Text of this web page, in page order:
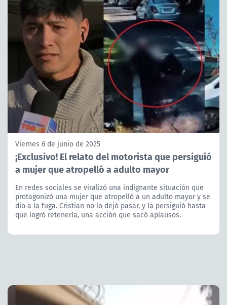
Viernes 6 de junio de 2025
¡Exclusivo! El relato del motorista que persiguió
a mujer que atropelló a adulto mayor
En redes sociales se viralizó una indignante situación que
protagonizó una mujer que atropelló a un adulto mayor y se
dio a la fuga. Cristian no lo dejó pasar, y la persiguió hasta
que logró retenerla, una acción que sacó aplausos.